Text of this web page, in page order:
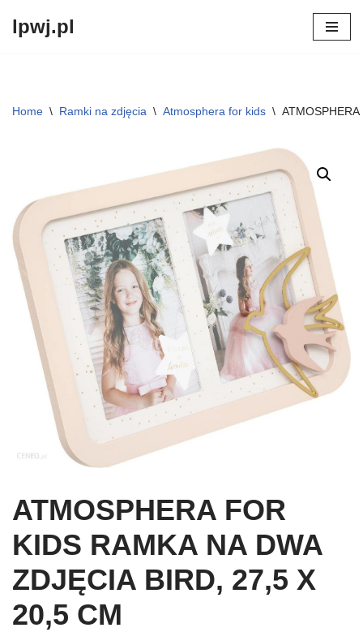
lpwj.pl
Home \ Ramki na zdjęcia \ Atmosphera for kids \
ATMOSPHERA FOR
KIDS RAMKA NA DWA
ZDJĘCIA BIRD, 27,5 X
20,5 CM